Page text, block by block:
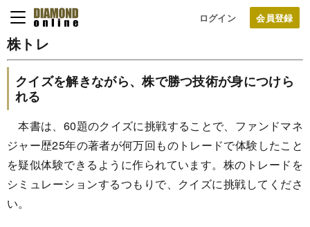
ログイン
株トレ
クイズを解きながら、株で勝つ技術が身につけら
れる
本書は、60題のクイズに挑戦することで、ファンドマネ
ジャー歴25年の著者が何万回ものトレードで体験したこと
を疑似体験できるように作られています。株のトレードを
シミュレーションするつもりで、クイズに挑戦してくださ
い。